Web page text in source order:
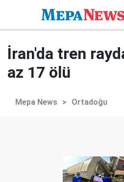
İran'da tren
az 17 ölü
Mepa News > Ortadoğu